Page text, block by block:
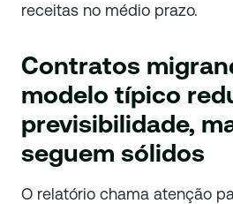
receitas no médio prazo.
Contratos
modelo típico
previsibilidade,
seguem sólidos
O relatório chama atenção